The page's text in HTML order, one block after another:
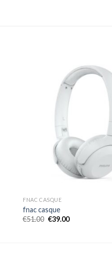
FNAC CASQUE
fnac casque
€51.00 €39.00